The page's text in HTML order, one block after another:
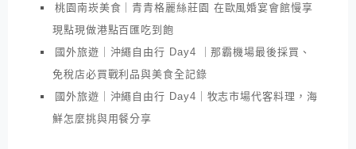
桃園南崁美食｜青青格麗絲莊園 在歐風婚宴會館慢享
現點現做港點百匯吃到飽
國外旅遊｜沖繩自由行 Day4 ｜那霸機場最後採買、
免稅店必買戰利品與美食全記錄
國外旅遊｜沖繩自由行 Day4｜牧志市場代客料理，海
鮮怎麼挑與用餐分享